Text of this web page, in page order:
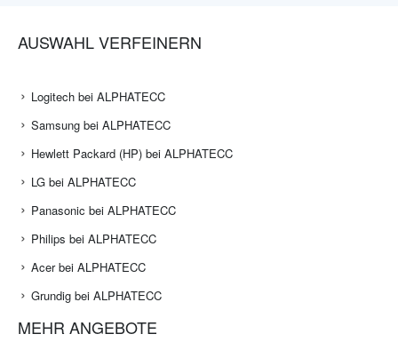
AUSWAHL VERFEINERN
Logitech bei ALPHATECC
Samsung bei ALPHATECC
Hewlett Packard (HP) bei ALPHATECC
LG bei ALPHATECC
Panasonic bei ALPHATECC
Philips bei ALPHATECC
Acer bei ALPHATECC
Grundig bei ALPHATECC
MEHR ANGEBOTE